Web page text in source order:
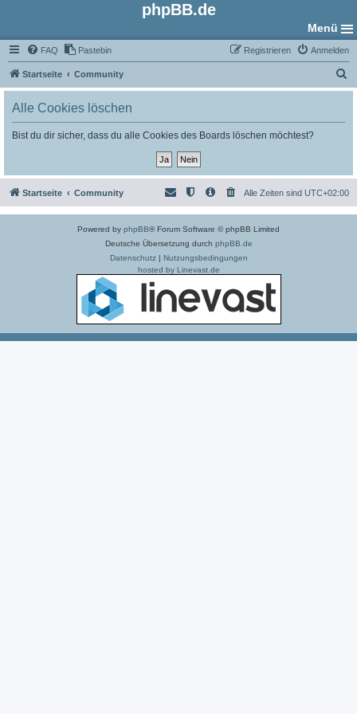
phpBB.de
Menü
FAQ Pastebin Anmelden
Registrieren
Startseite Community
u
Alle Cookies löschen
Bist du dir sicher, dass du alle Cookies des Boards löschen möchtest?
Startseite Community Alle Zeiten sind UTC+02:00
Powered by phpBB® Forum Software © phpBB Limited
Deutsche Übersetzung durch phpBB.de
Datenschutz| Nutzungsbedingungen
hosted by Linevast.de